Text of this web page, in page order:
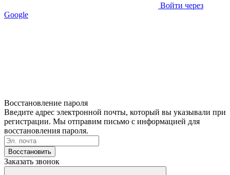
Войти через
Google
Восстановление пароля
Введите адрес электронной почты, который вы указывали при
регистрации. Мы отправим письмо с информацией для
восстановления пароля.
Восстановить
Заказать звонок